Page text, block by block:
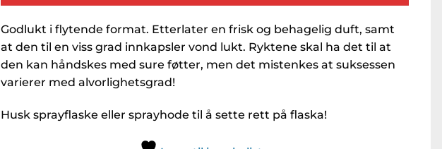
Godlukt i flytende format. Etterlater en frisk og behagelig duft, samt
at den til en viss grad innkapsler vond lukt. Ryktene skal ha det til at
den kan håndskes med sure føtter, men det mistenkes at suksessen
varierer med alvorlighetsgrad!
Husk sprayflaske eller sprayhode til å sette rett på flaska!